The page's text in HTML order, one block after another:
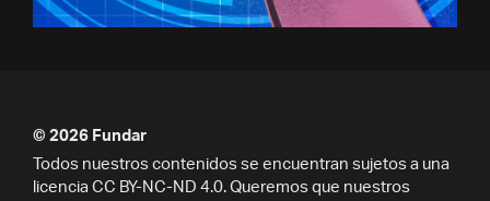
© 2026 Fundar
Todos nuestros contenidos se encuentran sujetos a una
licencia CC BY-NC-ND 4.0. Queremos que nuestros